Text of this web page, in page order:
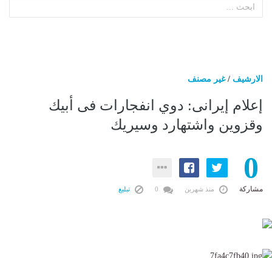
الارشيف /غير مصنف
إعلام إيرانى: دوي انفجارات فى أبيك
وقزوين واشتهارد وسيريك
0
مشاركة منذ شهرين تبليغ